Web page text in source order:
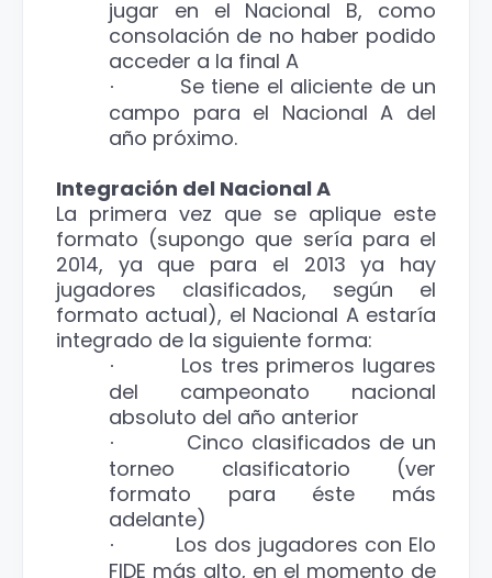
jugar en el Nacional B, como
consolación de no haber podido
acceder a la final A
·
Se tiene el aliciente de un
campo para el Nacional A del
año próximo.
Integración del Nacional A
La primera vez que se aplique este
formato (supongo que sería para el
2014, ya que para el 2013 ya hay
jugadores clasificados, según el
formato actual), el Nacional A estaría
integrado de la siguiente forma:
·
Los tres primeros lugares
del campeonato nacional
absoluto del año anterior
·
Cinco clasificados de un
torneo clasificatorio (ver
formato para éste más
adelante)
·
Los dos jugadores con Elo
FIDE más alto, en el momento de